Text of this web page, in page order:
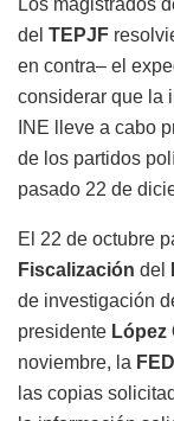
del TEPJF
en contra– el
considerar que la
INE lleve a cabo
de los partidos
pasado 22 de
El 22 de octubre
Fiscalización del
de investigación
presidente López
noviembre, la
las copias